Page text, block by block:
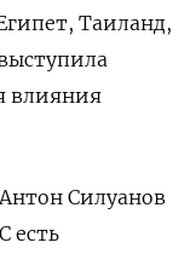
Таиланд,
влияния
Силуанов
есть